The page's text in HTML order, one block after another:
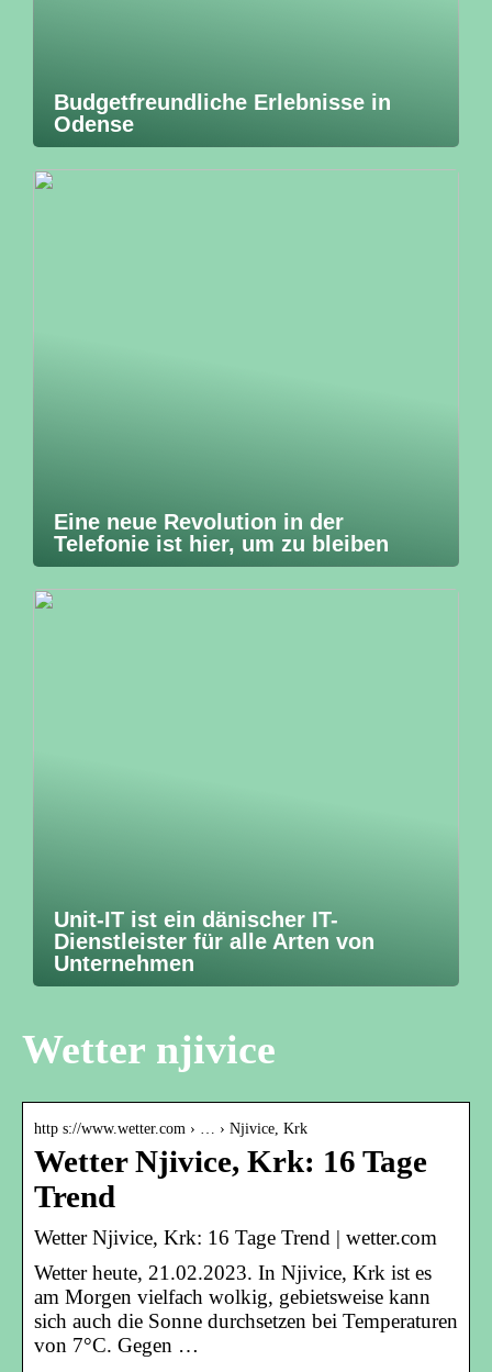
Budgetfreundliche Erlebnisse in
Odense
Eine neue Revolution in der
Telefonie ist hier, um zu bleiben
Unit-IT ist ein dänischer IT-
Dienstleister für alle Arten von
Unternehmen
Wetter njivice
http s://www.wetter.com › … › Njivice, Krk
Wetter Njivice, Krk: 16 Tage
Trend
Wetter Njivice, Krk: 16 Tage Trend | wetter.com
Wetter heute, 21.02.2023. In Njivice, Krk ist es
am Morgen vielfach wolkig, gebietsweise kann
sich auch die Sonne durchsetzen bei Temperaturen
von 7°C. Gegen …